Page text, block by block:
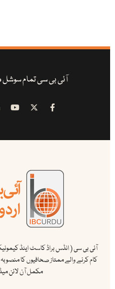
آئی بی سی تمام سوشل
آئی بی سی ( انڈس براڈ کاسٹ اینڈ
کام کرنے والے ممتاز صحافیوں کا
مکمل آن لائن